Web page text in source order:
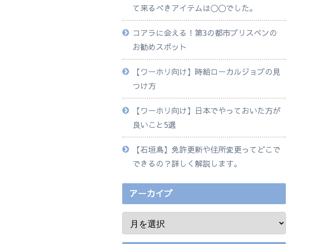
て来るべきアイテムは◯◯でした。
コアラに会える！第3の都市ブリスベンの
お勧めスポット
【ワーホリ向け】時給ローカルジョブの見
つけ方
【ワーホリ向け】日本でやっておいた方が
良いこと5選
【石垣島】免許更新や住所変更ってどこで
できるの？詳しく解説します。
アーカイブ